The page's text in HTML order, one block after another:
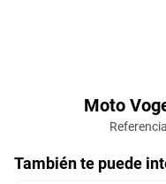
Moto
Referencia
También te puede